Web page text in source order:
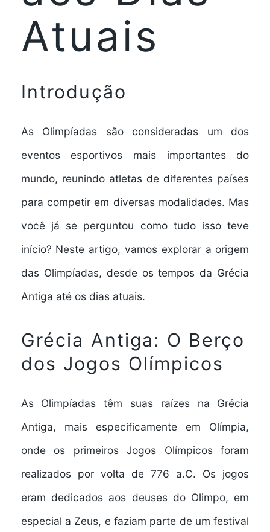
Atuais
Introdução
As Olimpíadas são consideradas um dos
eventos esportivos mais importantes do
mundo, reunindo atletas de diferentes países
para competir em diversas modalidades. Mas
você já se perguntou como tudo isso teve
início? Neste artigo, vamos explorar a origem
das Olimpíadas, desde os tempos da Grécia
Antiga até os dias atuais.
Grécia Antiga: O Berço
dos Jogos Olímpicos
As Olimpíadas têm suas raízes na Grécia
Antiga, mais especificamente em Olímpia,
onde os primeiros Jogos Olímpicos foram
realizados por volta de 776 a.C. Os jogos
eram dedicados aos deuses do Olimpo, em
especial a Zeus, e faziam parte de um festival